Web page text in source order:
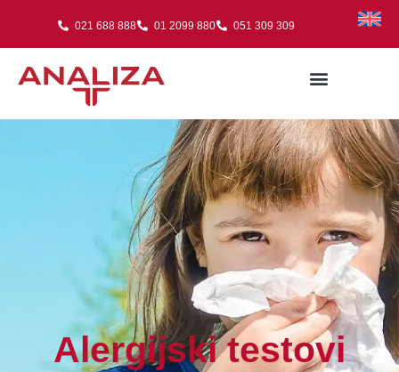
021 688 888 01 2099 880 051 309 309
Alergijski testovi